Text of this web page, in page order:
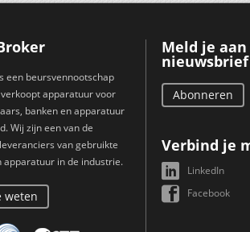
een beursvennootschap
apparatuur voor
banken en apparatuur
Wij zijn een van de
van gebruikte
apparatuur in de industrie.
weten
Meld je
nieuwsbrief
Abonneren
Verbind je
LinkedIn
Facebook